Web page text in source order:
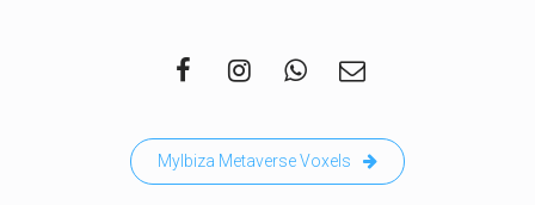
MyIbiza Metaverse Voxels